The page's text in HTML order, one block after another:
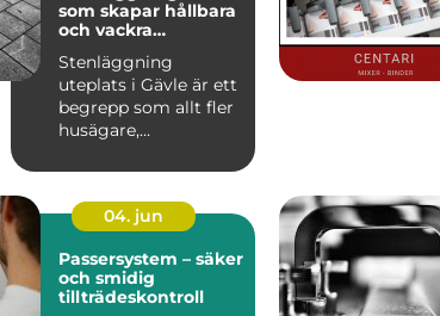
som skapar hållbara
och vackra
Stenläggning
uteplats i Gävle är ett
begrepp som allt fler
husägare,
04. jun
Passersystem – säker
och smidig
tillträdeskontroll